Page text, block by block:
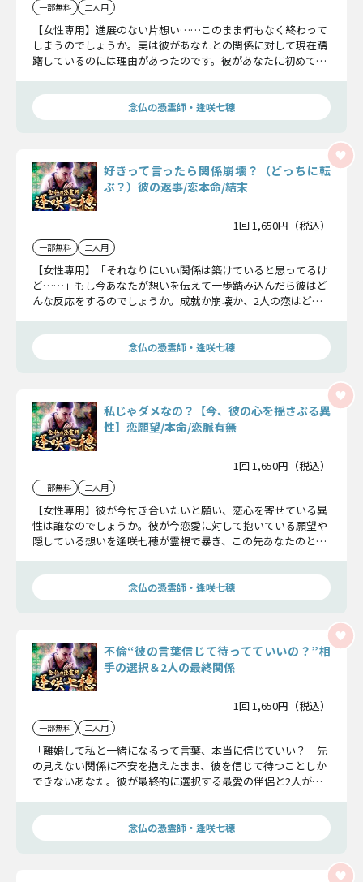
一部無料 二人用
【女性専用】進展のない片想い……このまま何もなく終わって
しまうのでしょうか。実は彼があなたとの関係に対して現在躊
躇しているのには理由があったのです。彼があなたに初めて打
念仏の憑霊師・逢咲七穂
好きって言ったら関係崩壊？（どっちに転
ぶ？）彼の返事/恋本命/結末
1回 1,650円（税込）
一部無料 二人用
【女性専用】「それなりにいい関係は築けていると思ってるけ
ど……」もし今あなたが想いを伝えて一歩踏み込んだら彼はど
んな反応をするのでしょうか。成就か崩壊か、2人の恋はどの
念仏の憑霊師・逢咲七穂
私じゃダメなの？【今、彼の心を揺さぶる異
性】恋願望/本命/恋脈有無
1回 1,650円（税込）
一部無料 二人用
【女性専用】彼が今付き合いたいと願い、恋心を寄せている異
性は誰なのでしょうか。彼が今恋愛に対して抱いている願望や
隠している想いを逢咲七穂が霊視で暴き、この先あなたのとの
念仏の憑霊師・逢咲七穂
不倫“彼の言葉信じて待ってていいの？”相
手の選択＆2人の最終関係
1回 1,650円（税込）
一部無料 二人用
「離婚して私と一緒になるって言葉、本当に信じていい？」先
の見えない関係に不安を抱えたまま、彼を信じて待つことしか
できないあなた。彼が最終的に選択する最愛の伴侶と2人が辿
念仏の憑霊師・逢咲七穂